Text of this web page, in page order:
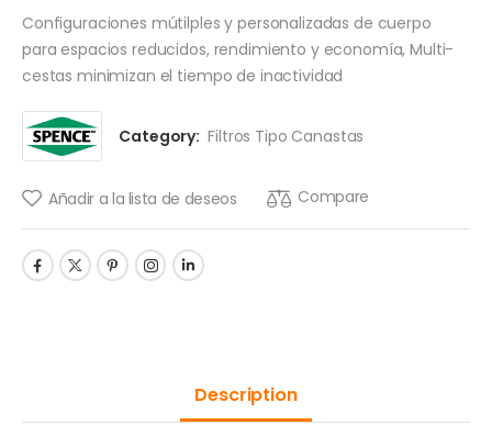
Configuraciones mútilples y personalizadas de cuerpo
para espacios reducidos, rendimiento y economía, Multi-
cestas minimizan el tiempo de inactividad
Category: Filtros Tipo Canastas
Añadir a la lista de deseos Compare
Description